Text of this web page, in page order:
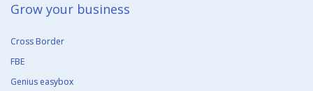
Grow your business​
Cross Border
FBE
Genius easybox